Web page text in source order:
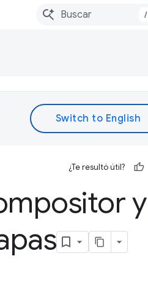
/
¿Te resultó útil?
y